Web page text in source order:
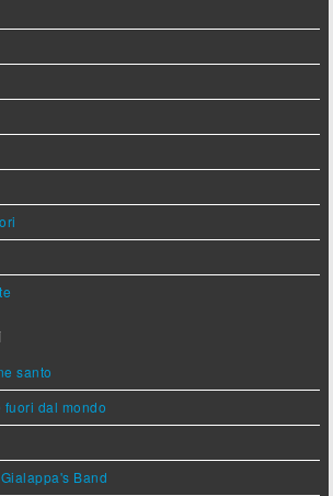
santo
dal mondo
Band